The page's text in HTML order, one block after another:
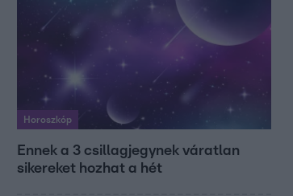
Horoszkóp
Ennek a 3 csillagjegynek váratlan
sikereket hozhat a hét